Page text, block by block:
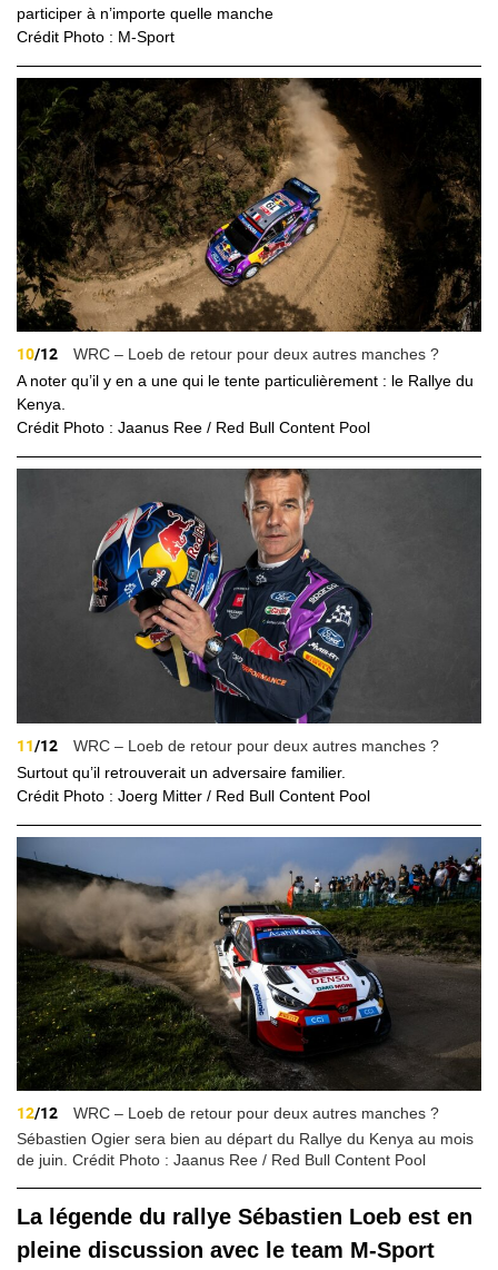
participer à n’importe quelle manche
Crédit Photo : M-Sport
10/12
WRC – Loeb de retour pour deux autres manches ?
A noter qu’il y en a une qui le tente particulièrement : le Rallye du
Kenya.
Crédit Photo : Jaanus Ree / Red Bull Content Pool
11/12
WRC – Loeb de retour pour deux autres manches ?
Surtout qu’il retrouverait un adversaire familier.
Crédit Photo : Joerg Mitter / Red Bull Content Pool
12/12
WRC – Loeb de retour pour deux autres manches ?
Sébastien Ogier sera bien au départ du Rallye du Kenya au mois
de juin. Crédit Photo : Jaanus Ree / Red Bull Content Pool
La légende du rallye Sébastien Loeb est en
pleine discussion avec le team M-Sport